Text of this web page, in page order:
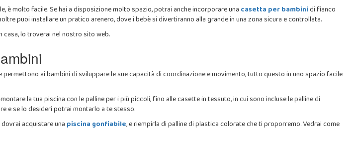
è molto facile. Se hai a disposizione molto spazio, potrai anche incorporare unacasetta per bambinidi fianco
puoi installare un pratico arenero, dove i bebè si divertiranno alla grande in una zona sicura e controllata.
lo troverai nel nostro sito web.
ai bambini di sviluppare le sue capacità di coordinazione e movimento, tutto questo in uno spazio facile
la tua piscina con le palline per i più piccoli, fino alle casette in tessuto, in cui sono incluse le palline di
e se lo desideri potrai montarlo a te stesso.
acquistare unapiscina gonfiabile, e riempirla di palline di plastica colorate che ti proporremo. Vedrai come